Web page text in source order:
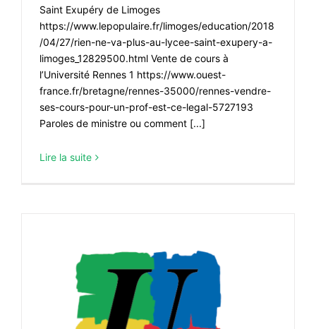
Saint Exupéry de Limoges
https://www.lepopulaire.fr/limoges/education/2018
/04/27/rien-ne-va-plus-au-lycee-saint-exupery-a-
limoges_12829500.html Vente de cours à
l’Université Rennes 1 https://www.ouest-
france.fr/bretagne/rennes-35000/rennes-vendre-
ses-cours-pour-un-prof-est-ce-legal-5727193
Paroles de ministre ou comment [...]
Lire la suite